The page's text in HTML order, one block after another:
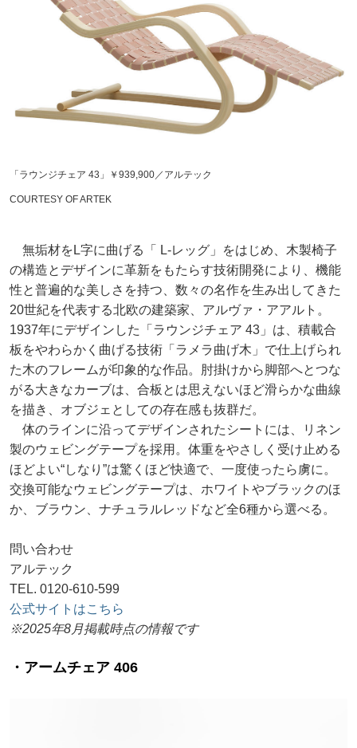
「ラウンジチェア 43」￥939,900／アルテック
COURTESY OF ARTEK
無垢材をL字に曲げる「 L-レッグ」をはじめ、木製椅子
の構造とデザインに革新をもたらす技術開発により、機能
性と普遍的な美しさを持つ、数々の名作を生み出してきた
20世紀を代表する北欧の建築家、アルヴァ・アアルト。
1937年にデザインした「ラウンジチェア 43」は、積載合
板をやわらかく曲げる技術「ラメラ曲げ木」で仕上げられ
た木のフレームが印象的な作品。肘掛けから脚部へとつな
がる大きなカーブは、合板とは思えないほど滑らかな曲線
を描き、オブジェとしての存在感も抜群だ。
体のラインに沿ってデザインされたシートには、リネン
製のウェビングテープを採用。体重をやさしく受け止める
ほどよい“しなり”は驚くほど快適で、一度使ったら虜に。
交換可能なウェビングテープは、ホワイトやブラックのほ
か、ブラウン、ナチュラルレッドなど全6種から選べる。
問い合わせ
アルテック
TEL. 0120-610-599
公式サイトはこちら
※2025年8月掲載時点の情報です
・アームチェア 406